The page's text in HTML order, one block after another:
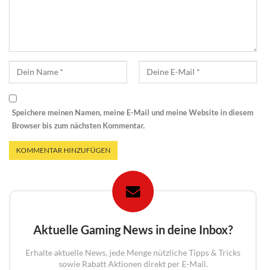
Speichere meinen Namen, meine E-Mail und meine Website in diesem
Browser bis zum nächsten Kommentar.
Aktuelle Gaming News in deine Inbox?
Erhalte aktuelle News, jede Menge nützliche Tipps & Tricks
sowie Rabatt Aktionen direkt per E-Mail.